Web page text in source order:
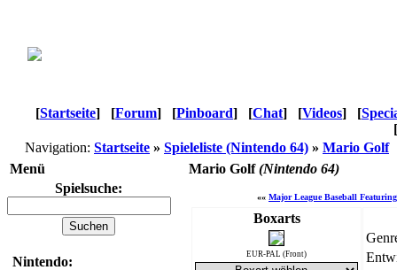
[Startseite] [Forum] [Pinboard] [Chat] [Videos] [
[
Navigation: Startseite » Spieleliste (Nintendo 64) » Mario Golf
Menü
Mario Golf(Nintendo 64)
Spielsuche:
Nintendo:
«« Major League Baseball
Boxarts
EUR-PAL (Front)